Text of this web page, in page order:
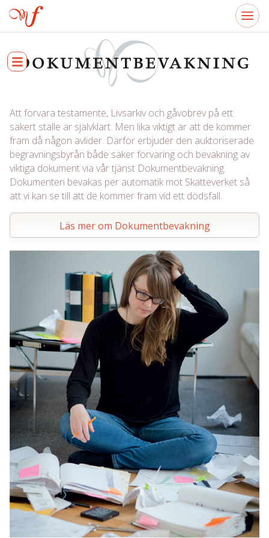
Att förvara testamente, Livsarkiv och gåvobrev på ett
säkert ställe är självklart. Men lika viktigt är att de kommer
fram då någon avlider. Därför erbjuder den auktoriserade
begravningsbyrån både säker förvaring och bevakning av
viktiga dokument via vår tjänst Dokumentbevakning.
Dokumenten bevakas per automatik mot Skatteverket så
att vi kan se till att de kommer fram vid ett dödsfall.
Läs mer om Dokumentbevakning